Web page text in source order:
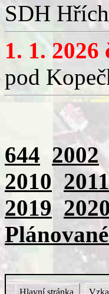
SDH
1. 1.
pod
644 2002
2010 2011
2019 2020
Hlavní stránka